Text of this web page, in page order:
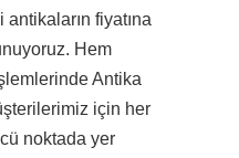
antikaların fiyatına
Hem
Antika
için her
noktada yer